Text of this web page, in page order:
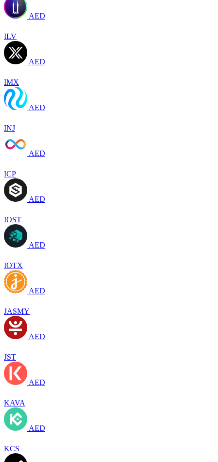
AED
ILV
AED
IMX
AED
INJ
AED
ICP
AED
IOST
AED
IOTX
AED
JASMY
AED
JST
AED
KAVA
AED
KCS